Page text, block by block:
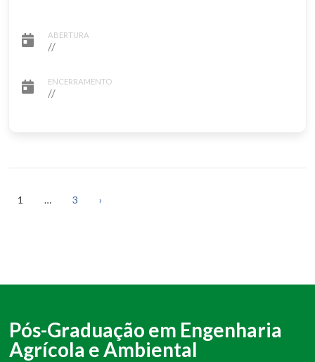
ABERTURA
//
ENCERRAMENTO
//
de
1 … 3 ›
Pós-Graduação em Engenharia
Agrícola e Ambiental